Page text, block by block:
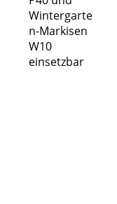
Wintergarte
n-Markisen
W10
einsetzbar